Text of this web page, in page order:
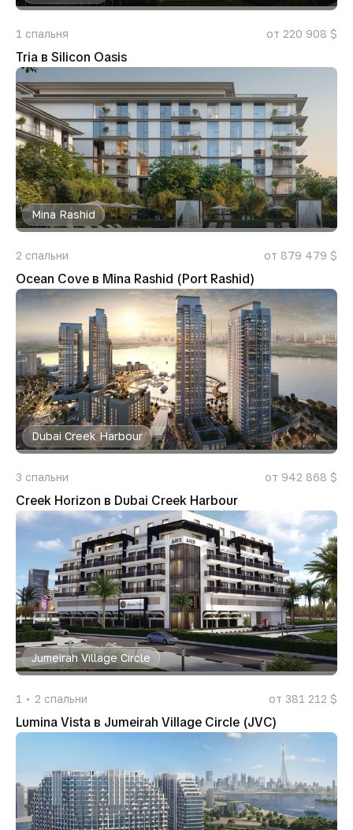
1 спальня от 220 908 $
Tria в Silicon Oasis
Mina Rashid
2 спальни от 879 479 $
Ocean Cove в Mina Rashid (Port Rashid)
Dubai Creek Harbour
3 спальни от 942 868 $
Creek Horizon в Dubai Creek Harbour
Jumeirah Village Circle
1 2 спальни от 381 212 $
Lumina Vista в Jumeirah Village Circle (JVC)